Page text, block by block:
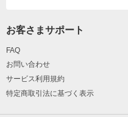
お客さまサポート
FAQ
お問い合わせ
サービス利用規約
特定商取引法に基づく表示